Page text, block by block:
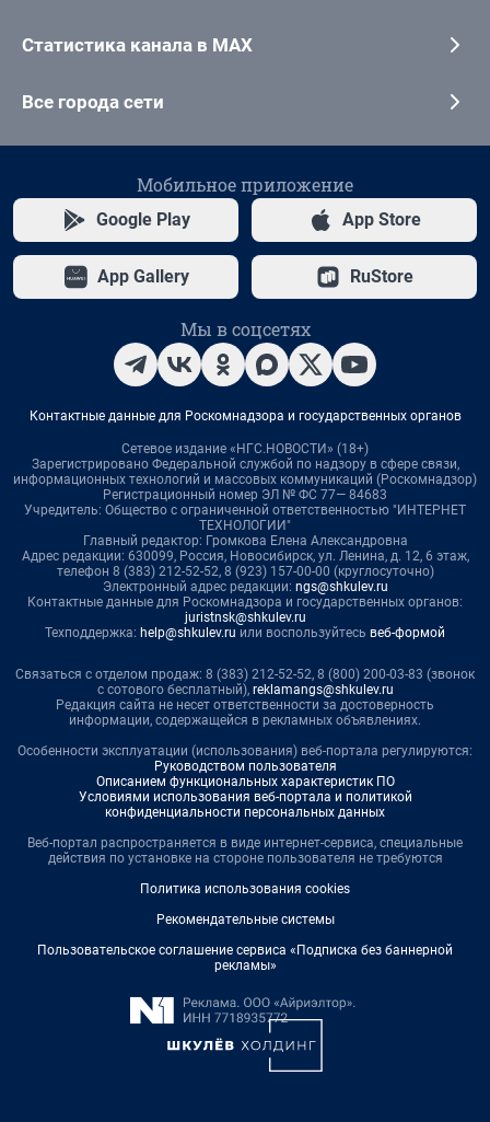
Статистика канала в MAX
Все города сети
Мобильное приложение
Google Play App Store
App Gallery RuStore
Мы в соцсетях
Контактные данные для Роскомнадзора и государственных органов
Сетевое издание «НГС.НОВОСТИ» (18+)
Зарегистрировано Федеральной службой по надзору в сфере связи,
информационных технологий и массовых коммуникаций (Роскомнадзор)
Регистрационный номер ЭЛ № ФС 77— 84683
Учредитель: Общество с ограниченной ответственностью "ИНТЕРНЕТ
ТЕХНОЛОГИИ"
Главный редактор: Громкова Елена Александровна
Адрес редакции: 630099, Россия, Новосибирск, ул. Ленина, д. 12, 6 этаж,
телефон 8 (383) 212-52-52, 8 (923) 157-00-00 (круглосуточно)
Электронный адрес редакции: ngs@shkulev.ru
Контактные данные для Роскомнадзора и государственных органов:
juristnsk@shkulev.ru
Техподдержка: help@shkulev.ru или воспользуйтесь веб-формой
Связаться с отделом продаж: 8 (383) 212-52-52, 8 (800) 200-03-83 (звонок
с сотового бесплатный), reklamangs@shkulev.ru
Редакция сайта не несет ответственности за достоверность
информации, содержащейся в рекламных объявлениях.
Особенности эксплуатации (использования) веб-портала регулируются:
Руководством пользователя
Описанием функциональных характеристик ПО
Условиями использования веб-портала и политикой
конфиденциальности персональных данных
Веб-портал распространяется в виде интернет-сервиса, специальные
действия по установке на стороне пользователя не требуются
Политика использования cookies
Рекомендательные системы
Пользовательское соглашение сервиса «Подписка без баннерной
рекламы»